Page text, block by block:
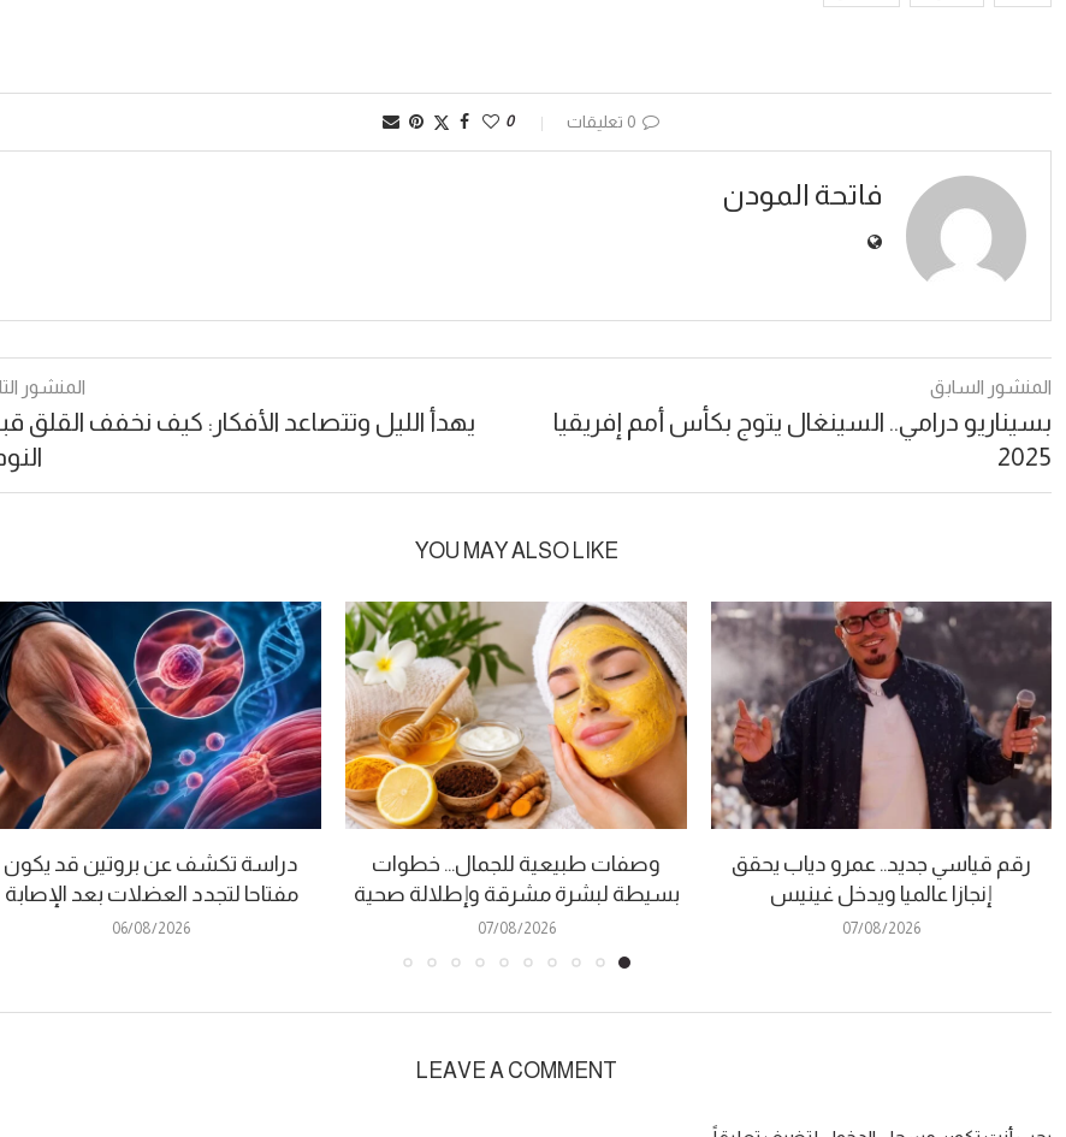
0 تعليقات 0
فاتحة المودن
المنشور السابق
بسيناريو درامي.. السينغال يتوج بكأس أمم إفريقيا
2025
المنشور
يهدأ الليل وتتصاعد الأفكار: كيف نخفف القلق
YOU MAY ALSO LIKE
رقم قياسي جديد.. عمرو دياب يحقق
إنجازا عالميا ويدخل غينيس
07/08/2026
وصفات طبيعية للجمال… خطوات
بسيطة لبشرة مشرقة وإطلالة صحية
07/08/2026
دراسة تكشف عن بروتين قد يكون
مفتاحا لتجدد العضلات بعد الإصابة
06/08/2026
LEAVE A COMMENT